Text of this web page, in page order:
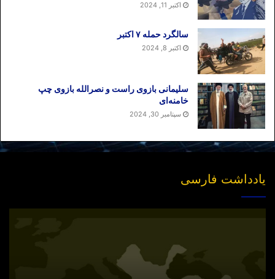
اکتبر 11, 2024
سالگرد حمله ۷ اکتبر
اکتبر 8, 2024
سلیمانی بازوی راست و نصرالله بازوی چپ
خامنه‌ای
سپتامبر 30, 2024
یادداشت فارسی